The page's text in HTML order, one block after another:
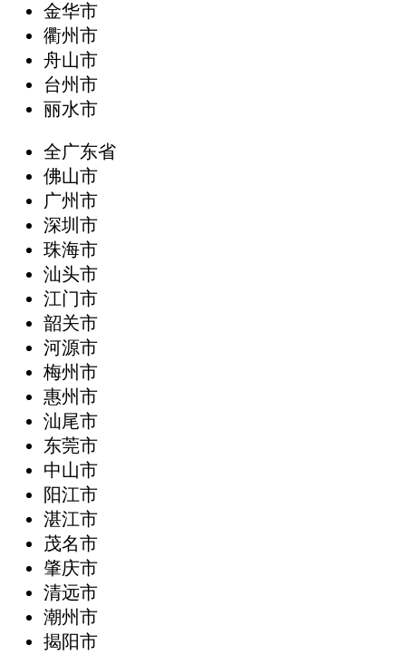
金华市
衢州市
舟山市
台州市
丽水市
全广东省
‌佛山市
广州市
深圳市
珠海市
汕头市
江门市
韶关市
河源市
梅州市
惠州市
汕尾市
东莞市
中山市
阳江市
湛江市
茂名市
肇庆市
清远市
潮州市
揭阳市